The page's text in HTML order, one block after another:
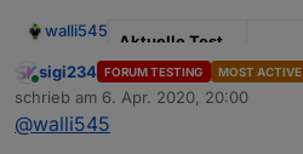
walli545
Aktuelle Test
Version
2.0.0
Veröffentlichun
Online
sigi234 FORUM TESTING MOST ACTIVE
schrieb am 6. Apr. 2020, 20:00
zuletzt editiert von
@walli545